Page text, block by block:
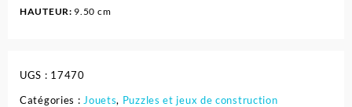
HAUTEUR: 9.50 cm
UGS : 17470
Catégories : Jouets, Puzzles et jeux de construction